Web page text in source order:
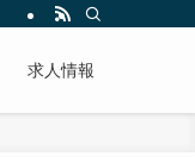
求人情報